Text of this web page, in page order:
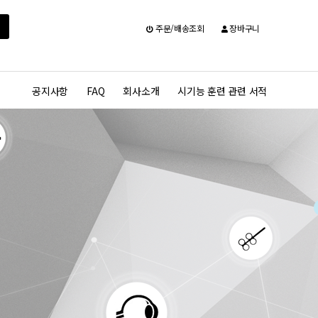
주문/배송조회 장바구니
공지사항 FAQ 회사소개 시기능 훈련 관련 서적